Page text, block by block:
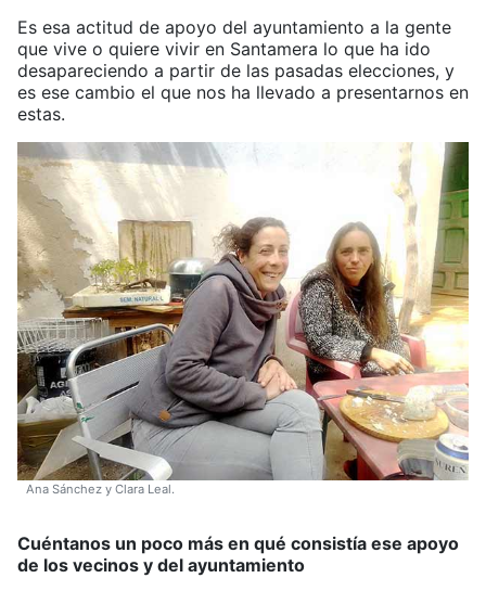
Es esa actitud de apoyo del ayuntamiento a la gente
que vive o quiere vivir en Santamera lo que ha ido
desapareciendo a partir de las pasadas elecciones, y
es ese cambio el que nos ha llevado a presentarnos en
estas.
Ana Sánchez y Clara Leal.
Cuéntanos un poco más en qué consistía ese apoyo
de los vecinos y del ayuntamiento